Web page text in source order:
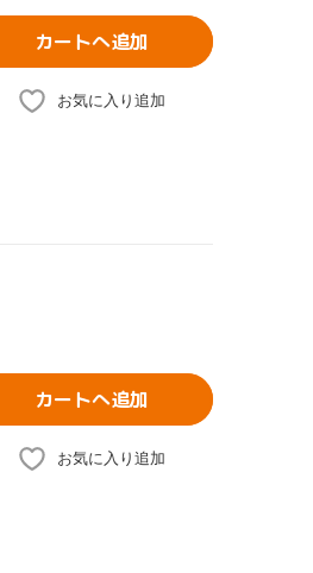
カートへ追加
お気に入り追加
カートへ追加
お気に入り追加